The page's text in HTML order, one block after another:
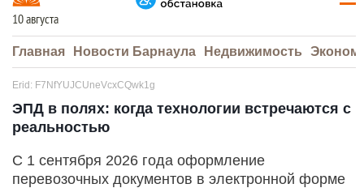
10 августа
Главная Новости Барнаула Недвижимость
Erid: F7NfYUJCUneVcxCQwk1g
ЭПД в полях: когда технологии встречаются с
реальностью
С 1 сентября 2026 года оформление
перевозочных документов в электронной форме